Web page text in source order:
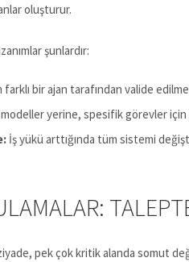
oluşturur.
şunlardır:
farklı bir ajan tarafından valide
yerine, spesifik görevler için
İş yükü arttığında tüm sistemi
pek çok kritik alanda somut